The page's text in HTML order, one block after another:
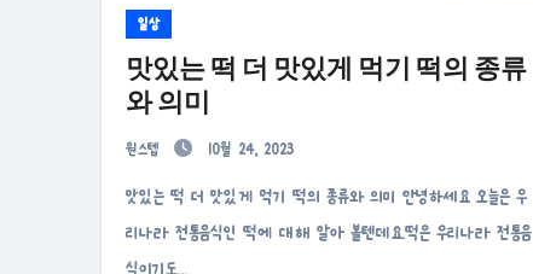
일상
맛있는 떡 더 맛있게 먹기 떡의 종류
와 의미
원스텝 10월 24, 2023
맛있는 떡 더 맛있게 먹기 떡의 종류와 의미 안녕하세요 오늘은 우
리나라 전통음식인 떡에 대해 알아 볼텐데요.떡은 우리나라 전통음
식이기도…